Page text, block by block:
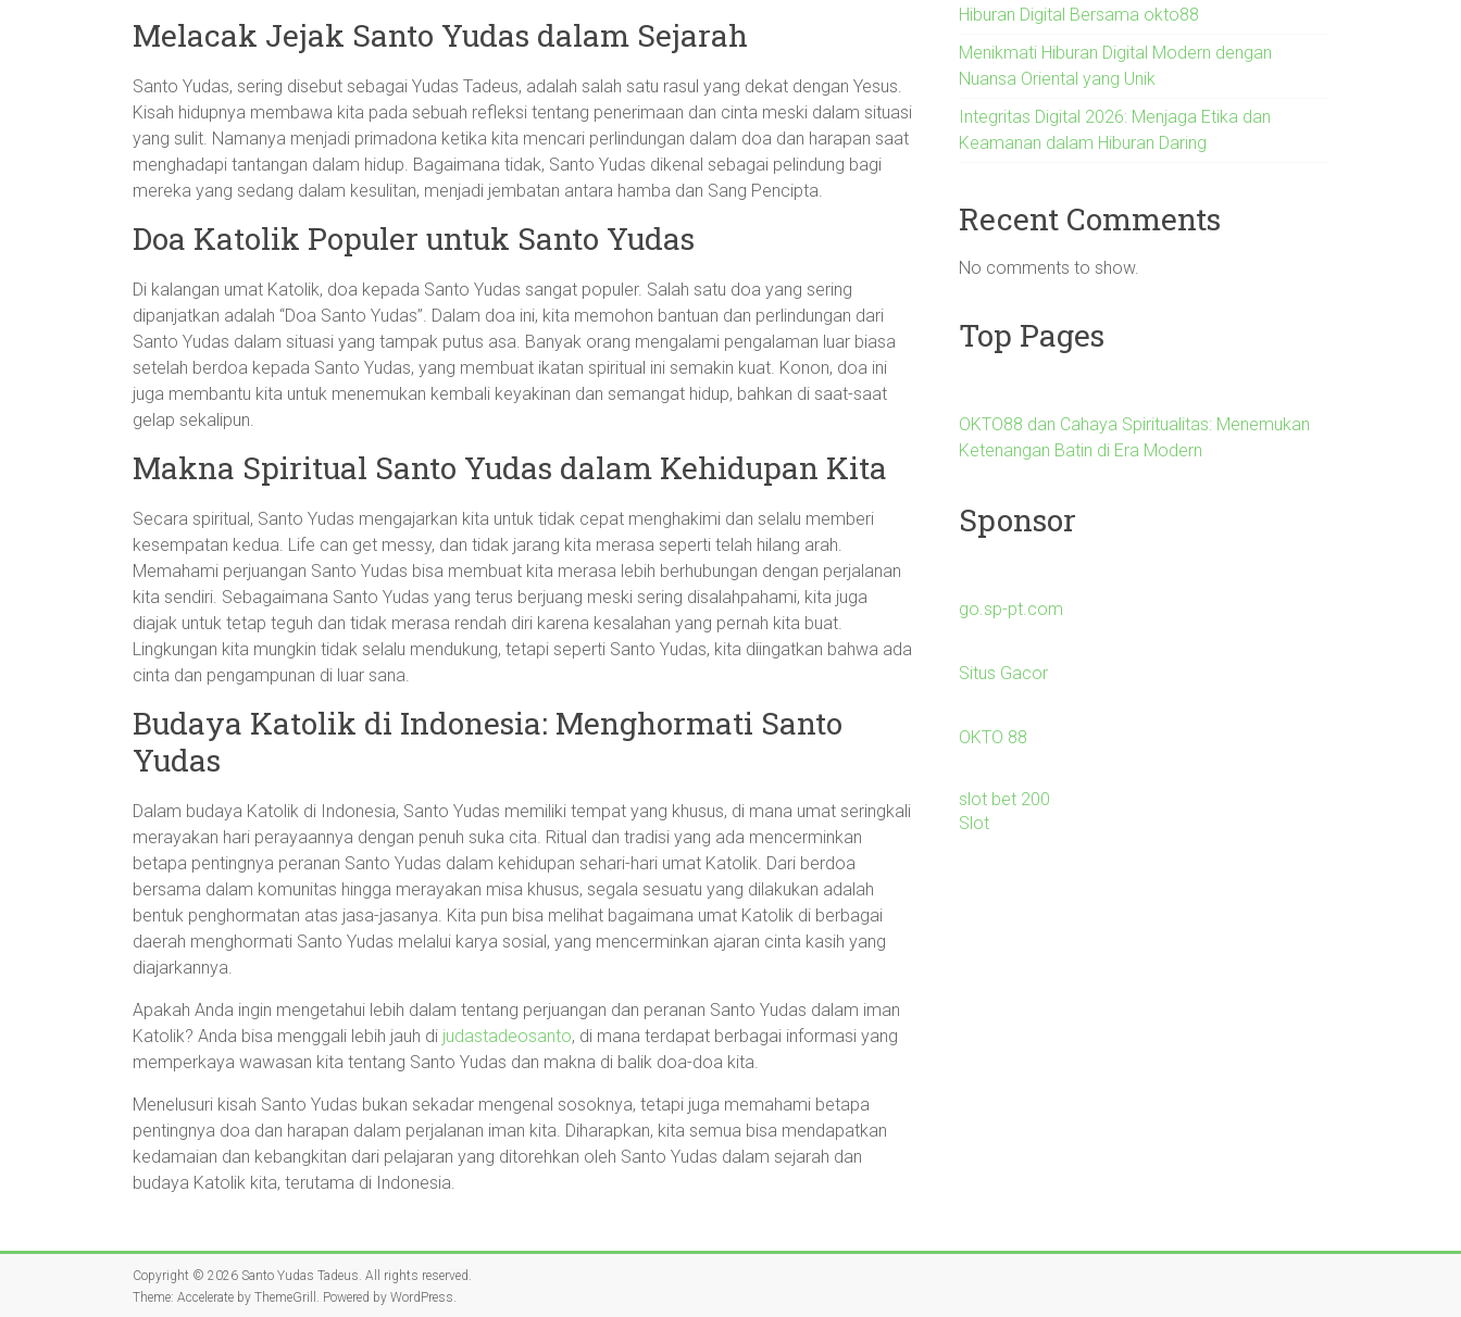
Melacak Jejak Santo Yudas dalam Sejarah
Santo Yudas, sering disebut sebagai Yudas Tadeus, adalah salah satu rasul yang dekat dengan Yesus.
Kisah hidupnya membawa kita pada sebuah refleksi tentang penerimaan dan cinta meski dalam situasi
yang sulit. Namanya menjadi primadona ketika kita mencari perlindungan dalam doa dan harapan saat
menghadapi tantangan dalam hidup. Bagaimana tidak, Santo Yudas dikenal sebagai pelindung bagi
mereka yang sedang dalam kesulitan, menjadi jembatan antara hamba dan Sang Pencipta.
Doa Katolik Populer untuk Santo Yudas
Di kalangan umat Katolik, doa kepada Santo Yudas sangat populer. Salah satu doa yang sering
dipanjatkan adalah “Doa Santo Yudas”. Dalam doa ini, kita memohon bantuan dan perlindungan dari
Santo Yudas dalam situasi yang tampak putus asa. Banyak orang mengalami pengalaman luar biasa
setelah berdoa kepada Santo Yudas, yang membuat ikatan spiritual ini semakin kuat. Konon, doa ini
juga membantu kita untuk menemukan kembali keyakinan dan semangat hidup, bahkan di saat-saat
gelap sekalipun.
Makna Spiritual Santo Yudas dalam Kehidupan Kita
Secara spiritual, Santo Yudas mengajarkan kita untuk tidak cepat menghakimi dan selalu memberi
kesempatan kedua. Life can get messy, dan tidak jarang kita merasa seperti telah hilang arah.
Memahami perjuangan Santo Yudas bisa membuat kita merasa lebih berhubungan dengan perjalanan
kita sendiri. Sebagaimana Santo Yudas yang terus berjuang meski sering disalahpahami, kita juga
diajak untuk tetap teguh dan tidak merasa rendah diri karena kesalahan yang pernah kita buat.
Lingkungan kita mungkin tidak selalu mendukung, tetapi seperti Santo Yudas, kita diingatkan bahwa ada
cinta dan pengampunan di luar sana.
Budaya Katolik di Indonesia: Menghormati Santo
Yudas
Dalam budaya Katolik di Indonesia, Santo Yudas memiliki tempat yang khusus, di mana umat seringkali
merayakan hari perayaannya dengan penuh suka cita. Ritual dan tradisi yang ada mencerminkan
betapa pentingnya peranan Santo Yudas dalam kehidupan sehari-hari umat Katolik. Dari berdoa
bersama dalam komunitas hingga merayakan misa khusus, segala sesuatu yang dilakukan adalah
bentuk penghormatan atas jasa-jasanya. Kita pun bisa melihat bagaimana umat Katolik di berbagai
daerah menghormati Santo Yudas melalui karya sosial, yang mencerminkan ajaran cinta kasih yang
diajarkannya.
Apakah Anda ingin mengetahui lebih dalam tentang perjuangan dan peranan Santo Yudas dalam iman
Katolik? Anda bisa menggali lebih jauh di judastadeosanto, di mana terdapat berbagai informasi yang
memperkaya wawasan kita tentang Santo Yudas dan makna di balik doa-doa kita.
Menelusuri kisah Santo Yudas bukan sekadar mengenal sosoknya, tetapi juga memahami betapa
pentingnya doa dan harapan dalam perjalanan iman kita. Diharapkan, kita semua bisa mendapatkan
kedamaian dan kebangkitan dari pelajaran yang ditorehkan oleh Santo Yudas dalam sejarah dan
budaya Katolik kita, terutama di Indonesia.
Hiburan Digital Bersama okto88
Menikmati Hiburan Digital Modern dengan
Nuansa Oriental yang Unik
Integritas Digital 2026: Menjaga Etika dan
Keamanan dalam Hiburan Daring
Recent Comments
No comments to show.
Top Pages
OKTO88 dan Cahaya Spiritualitas: Menemukan
Ketenangan Batin di Era Modern
Sponsor
go.sp-pt.com
Situs Gacor
OKTO 88
slot bet 200
Slot
Copyright © 2026 Santo Yudas Tadeus. All rights reserved.
Theme: Accelerate by ThemeGrill. Powered by WordPress.